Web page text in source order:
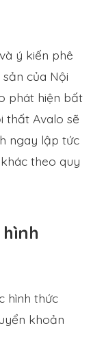
ý kiến phê
của Nội
phát hiện bất
thất Avalo sẽ
ngay lập tức
theo quy
hình thức
khoản